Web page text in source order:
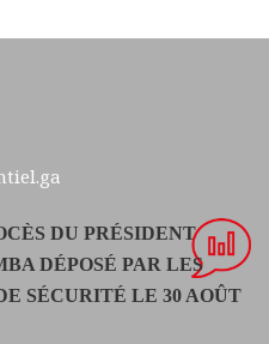
DU PRÉSIDENT
DÉPOSÉ PAR LES
SÉCURITÉ LE 30 AOÛT